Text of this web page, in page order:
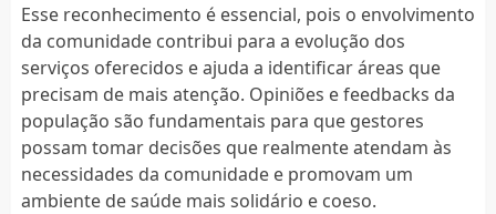
Esse reconhecimento é essencial, pois o envolvimento
da comunidade contribui para a evolução dos
serviços oferecidos e ajuda a identificar áreas que
precisam de mais atenção. Opiniões e feedbacks da
população são fundamentais para que gestores
possam tomar decisões que realmente atendam às
necessidades da comunidade e promovam um
ambiente de saúde mais solidário e coeso.